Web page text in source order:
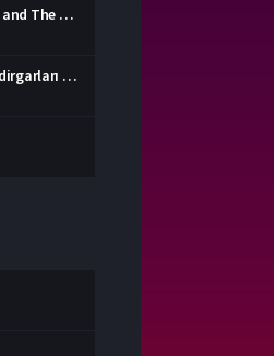
The Gangster, The Cop and The Devil Türkçe Dublaj İzle
Harry Potter 8 Ölüm Yadirgarları Bölüm 2 İzle